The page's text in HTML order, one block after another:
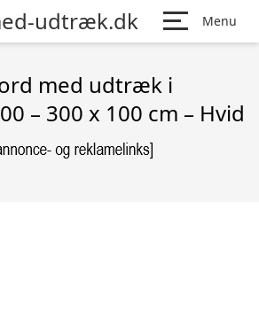
udtræk.dk Menu
med udtræk i
– 300 x 100 cm – Hvid